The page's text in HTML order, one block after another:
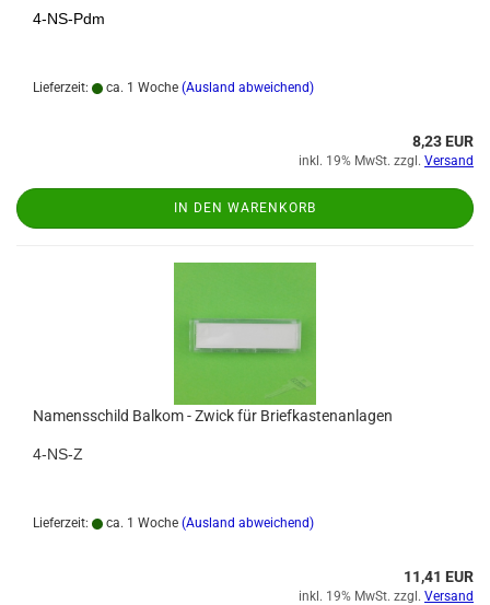
4-NS-Pdm
Lieferzeit: ca. 1 Woche (Ausland abweichend)
8,23 EUR
inkl. 19% MwSt. zzgl. Versand
IN DEN WARENKORB
Namensschild Balkom - Zwick für Briefkastenanlagen
4-NS-Z
Lieferzeit: ca. 1 Woche (Ausland abweichend)
11,41 EUR
inkl. 19% MwSt. zzgl. Versand